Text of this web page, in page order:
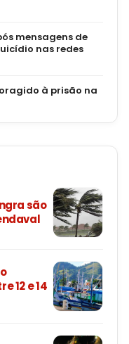
mensagens de
nas redes
à prisão na
são
12 e 14